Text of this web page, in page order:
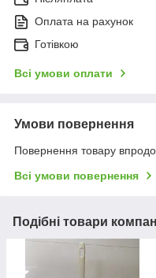
Оплата на рахунок
Готівкою
Всі умови оплати
Умови повернення
Повернення товару
Всі умови повернення
Подібні товари